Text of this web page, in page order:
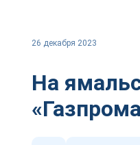
26 декабря 2023
На